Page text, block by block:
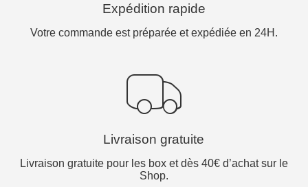
Expédition rapide
Votre commande est préparée et expédiée en 24H.
Livraison gratuite
Livraison gratuite pour les box et dès 40€ d’achat sur le
Shop.